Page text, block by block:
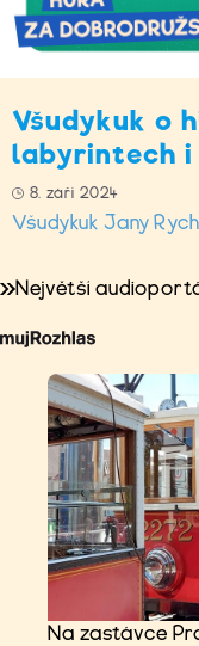
Všudykuk o
labyrintech
8. září 2024
Všudykuk Jany
Největší
Na zastávce